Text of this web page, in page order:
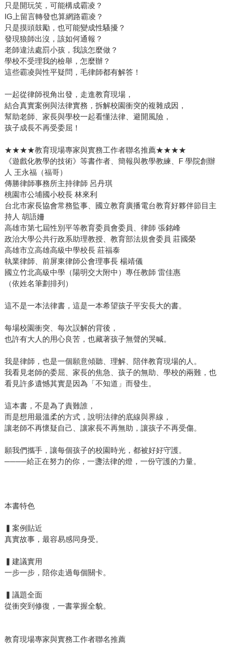
只是開玩笑，可能構成霸凌？
IG上留言轉發也算網路霸凌？
只是摸頭鼓勵，也可能變成性騷擾？
發現狼師出沒，該如何通報？
老師違法處罰小孩，我該怎麼做？
學校不受理我的檢舉，怎麼辦？
這些霸凌與性平疑問，毛律師都有解答！
一起從律師視角出發，走進教育現場，
結合真實案例與法律實務，拆解校園衝突的複雜成因，
幫助老師、家長與學校一起看懂法律、避開風險，
孩子成長不再受委屈！
★★★★教育現場專家與實務工作者聯名推薦★★★★
《遊戲化教學的技術》等書作者、簡報與教學教練、F 學院創辦
人 王永福（福哥）
傳勝律師事務所主持律師 呂丹琪
桃園市公埔國小校長 林來利
台北市家長協會常務監事、國立教育廣播電台教育好夥伴節目主
持人 胡語姍
高雄市第七屆性別平等教育委員會委員、律師 張銘峰
政治大學公共行政系助理教授、教育部法規會委員 莊國榮
高雄市立高雄高級中學校長 莊福泰
執業律師、前屏東律師公會理事長 楊靖儀
國立竹北高級中學（陽明交大附中）專任教師 雷佳惠
（依姓名筆劃排列）
這不是一本法律書，這是一本希望孩子平安長大的書。
每場校園衝突、每次誤解的背後，
也許有大人的用心良苦，也藏著孩子無聲的哭喊。
我是律師，也是一個願意傾聽、理解、陪伴教育現場的人。
我看見老師的委屈、家長的焦急、孩子的無助、學校的兩難，也
看見許多遺憾其實是因為「不知道」而發生。
這本書，不是為了責難誰，
而是想用最溫柔的方式，說明法律的底線與界線，
讓老師不再懷疑自己、讓家長不再無助，讓孩子不再受傷。
願我們攜手，讓每個孩子的校園時光，都被好好守護。
────給正在努力的你，一盞法律的燈，一份守護的力量。
本書特色
▍案例貼近
真實故事，最容易感同身受。
▍建議實用
一步一步，陪你走過每個關卡。
▍議題全面
從衝突到修復，一書掌握全貌。
教育現場專家與實務工作者聯名推薦